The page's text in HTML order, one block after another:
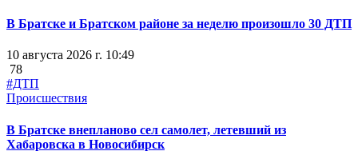
В Братске и Братском районе за неделю произошло 30 ДТП
10 августа 2026 г. 10:49
78
#ДТП
Происшествия
В Братске внепланово сел самолет, летевший из
Хабаровска в Новосибирск